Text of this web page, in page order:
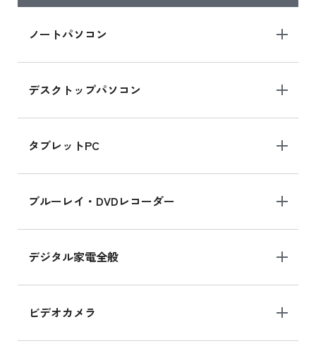
ノートパソコン
デスクトップパソコン
タブレットPC
ブルーレイ・DVDレコーダー
デジタル家電全般
ビデオカメラ
ら
iPad mini シリーズ 2024
iPad mini 8.3インチ の新品買取価格
iPhone 16 シリーズ
iPhone 16 の新品買取価格
iPad Air 11インチ シリーズ
iPad Air 11インチ の新品買取価格
iPhone 15 128GB シリーズ